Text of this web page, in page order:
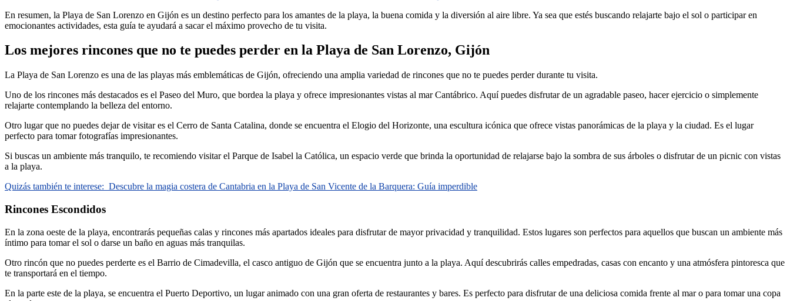
En resumen, la Playa de San Lorenzo en Gijón es un destino perfecto para los amantes de la playa, la buena comida y la diversión al aire libre. Ya sea que estés buscando relajarte bajo el sol o participar en
emocionantes actividades, esta guía te ayudará a sacar el máximo provecho de tu visita.
Los mejores rincones que no te puedes perder en la Playa de San Lorenzo, Gijón
La Playa de San Lorenzo es una de las playas más emblemáticas de Gijón, ofreciendo una amplia variedad de rincones que no te puedes perder durante tu visita.
Uno de los rincones más destacados es el Paseo del Muro, que bordea la playa y ofrece impresionantes vistas al mar Cantábrico. Aquí puedes disfrutar de un agradable paseo, hacer ejercicio o simplemente
relajarte contemplando la belleza del entorno.
Otro lugar que no puedes dejar de visitar es el Cerro de Santa Catalina, donde se encuentra el Elogio del Horizonte, una escultura icónica que ofrece vistas panorámicas de la playa y la ciudad. Es el lugar
perfecto para tomar fotografías impresionantes.
Si buscas un ambiente más tranquilo, te recomiendo visitar el Parque de Isabel la Católica, un espacio verde que brinda la oportunidad de relajarse bajo la sombra de sus árboles o disfrutar de un picnic con vistas
a la playa.
Quizás también te interese: Descubre la magia costera de Cantabria en la Playa de San Vicente de la Barquera: Guía imperdible
Rincones Escondidos
En la zona oeste de la playa, encontrarás pequeñas calas y rincones más apartados ideales para disfrutar de mayor privacidad y tranquilidad. Estos lugares son perfectos para aquellos que buscan un ambiente más
íntimo para tomar el sol o darse un baño en aguas más tranquilas.
Otro rincón que no puedes perderte es el Barrio de Cimadevilla, el casco antiguo de Gijón que se encuentra junto a la playa. Aquí descubrirás calles empedradas, casas con encanto y una atmósfera pintoresca que
te transportará en el tiempo.
En la parte este de la playa, se encuentra el Puerto Deportivo, un lugar animado con una gran oferta de restaurantes y bares. Es perfecto para disfrutar de una deliciosa comida frente al mar o para tomar una copa